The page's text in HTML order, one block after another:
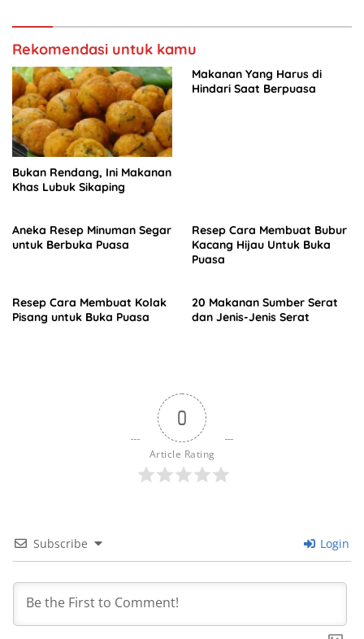
Rekomendasi untuk kamu
Bukan Rendang, Ini Makanan
Khas Lubuk Sikaping
Makanan Yang Harus di
Hindari Saat Berpuasa
Aneka Resep Minuman Segar
untuk Berbuka Puasa
Resep Cara Membuat Bubur
Kacang Hijau Untuk Buka
Puasa
Resep Cara Membuat Kolak
Pisang untuk Buka Puasa
20 Makanan Sumber Serat
dan Jenis-Jenis Serat
0
Article Rating
Subscribe Login